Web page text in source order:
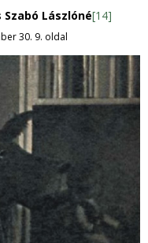
Lászlóné[14]
30. 9. oldal